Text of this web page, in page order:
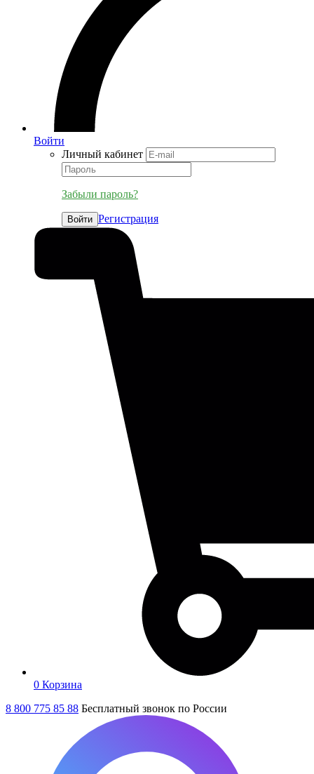
Войти
Личный кабинет
Забыли пароль?
Войти Регистрация
0 Корзина
8 800 775 85 88 Бесплатный звонок по России